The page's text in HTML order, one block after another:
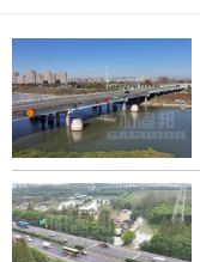
水泥基系统
新能源系统
案例中心